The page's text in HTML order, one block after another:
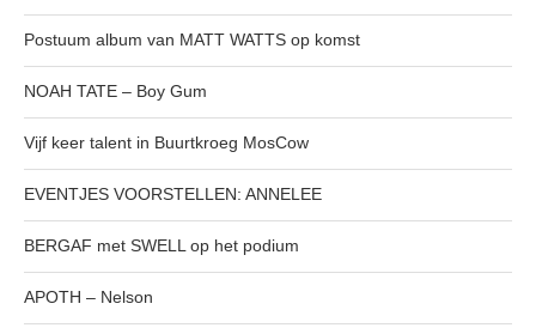
Postuum album van MATT WATTS op komst
NOAH TATE – Boy Gum
Vijf keer talent in Buurtkroeg MosCow
EVENTJES VOORSTELLEN: ANNELEE
BERGAF met SWELL op het podium
APOTH – Nelson